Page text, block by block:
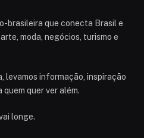
brasileira que conecta Brasil e
moda, negócios, turismo e
levamos informação, inspiração
quer ver além.
longe.